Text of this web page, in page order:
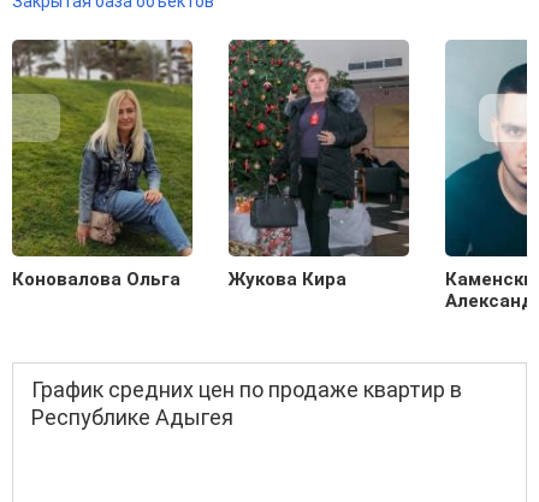
Коновалова Ольга Жукова Кира
График средних цен по продаже квартир в
Республике Адыгея